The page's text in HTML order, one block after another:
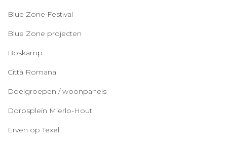
Blue Zone Festival
Blue Zone projecten
Boskamp
Città Romana
Doelgroepen / woonpanels
Dorpsplein Mierlo-Hout
Erven op Texel